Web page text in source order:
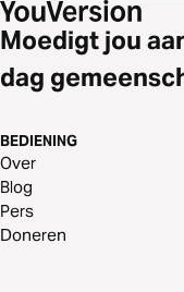
Moedigt jou
dag
BEDIENING
Over
Blog
Pers
Doneren